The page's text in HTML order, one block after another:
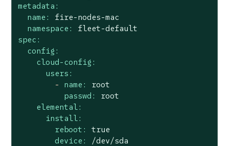
metadata:
name:
fire-nodes-mac
namespace:
fleet-default
spec:
config:
cloud-config:
users:
-
name:
root
passwd:
root
elemental:
install:
reboot:
true
device:
/dev/sda